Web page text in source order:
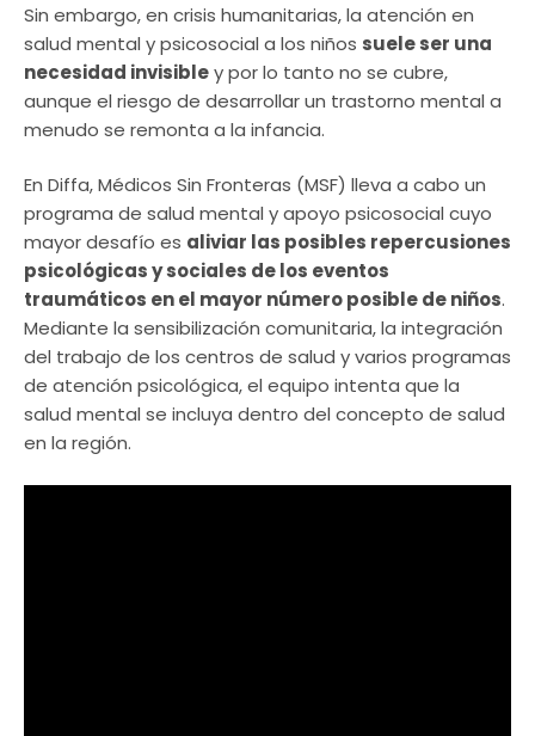
Sin embargo, en crisis humanitarias, la atención en
salud mental y psicosocial a los niños suele ser una
necesidad invisibley por lo tanto no se cubre,
aunque el riesgo de desarrollar un trastorno mental a
menudo se remonta a la infancia.
En Diffa, Médicos Sin Fronteras (MSF) lleva a cabo un
programa de salud mental y apoyo psicosocial cuyo
mayor desafío es aliviar las posibles repercusiones
psicológicas y sociales de los eventos
traumáticos en el mayor número posible de niños.
Mediante la sensibilización comunitaria, la integración
del trabajo de los centros de salud y varios programas
de atención psicológica, el equipo intenta que la
salud mental se incluya dentro del concepto de salud
en la región.